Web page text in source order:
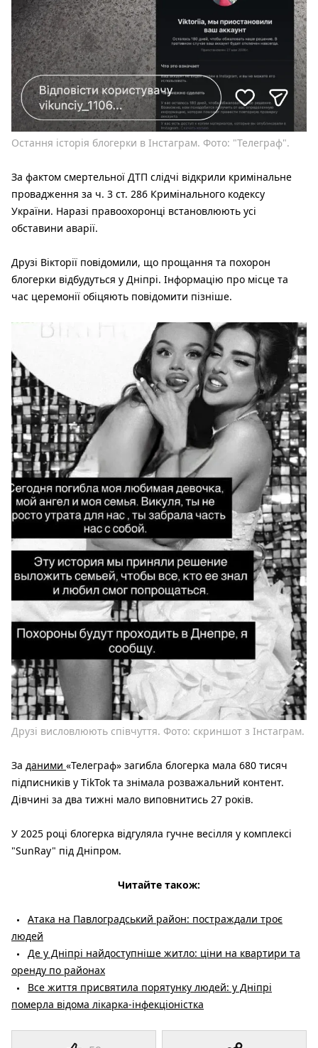
Остання історія блогерки в Інстаграм. Фото: "Телеграф".
За фактом смертельної ДТП слідчі відкрили кримінальне
провадження за ч. 3 ст. 286 Кримінального кодексу
України. Наразі правоохоронці встановлюють усі
обставини аварії.
Друзі Вікторії повідомили, що прощання та похорон
блогерки відбудуться у Дніпрі. Інформацію про місце та
час церемонії обіцяють повідомити пізніше.
Друзі висловлюють співчуття. Фото: скриншот з Інстаграм.
За даними «Телеграф» загибла блогерка мала 680 тисяч
підписників у TikTok та знімала розважальний контент.
Дівчині за два тижні мало виповнитись 27 років.
У 2025 році блогерка відгуляла гучне весілля у комплексі
"SunRay" під Дніпром.
Читайте також:
Атака на Павлоградський район: постраждали троє
людей
Де у Дніпрі найдоступніше житло: ціни на квартири та
оренду по районах
Все життя присвятила порятунку людей: у Дніпрі
померла відома лікарка-інфекціоністка